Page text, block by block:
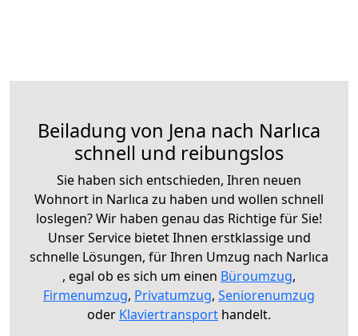
Beiladung von Jena nach Narlıca
schnell und reibungslos
Sie haben sich entschieden, Ihren neuen
Wohnort in Narlıca zu haben und wollen schnell
loslegen? Wir haben genau das Richtige für Sie!
Unser Service bietet Ihnen erstklassige und
schnelle Lösungen, für Ihren Umzug nach Narlıca
, egal ob es sich um einen Büroumzug,
Firmenumzug, Privatumzug, Seniorenumzug
oder Klaviertransport handelt.